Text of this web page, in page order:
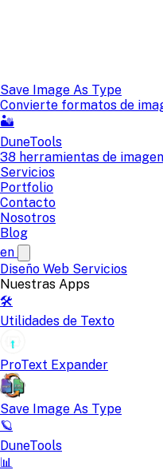
Save Image As Type
Convierte formatos de
🏜️
DuneTools
38 herramientas de
Servicios
Portfolio
Contacto
Nosotros
Blog
en
Diseño Web Servicios
Nuestras Apps
🛠️
Utilidades de Texto
ProText Expander
Save Image As Type
🪐
DuneTools
📊